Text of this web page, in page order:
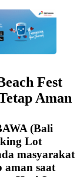
Fest
Aman
(Bali
Lot
masyarakat
aman saat